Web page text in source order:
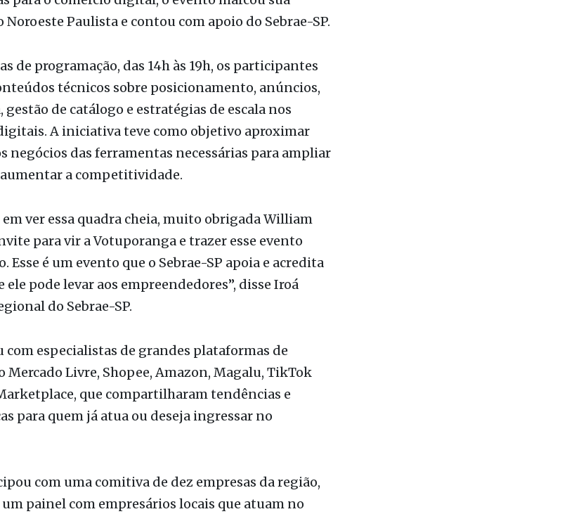
de programação, das 14h às 19h, os participantes
de catálogo e estratégias de escala nos
A iniciativa teve como objetivo aproximar
negócios das ferramentas necessárias para ampliar
a competitividade.
ver essa quadra cheia, muito obrigada William
Esse é um evento que o Sebrae-SP apoia e acredita
ele pode levar aos empreendedores”, disse Iroá
do Sebrae-SP.
especialistas de grandes plataformas de
que compartilharam tendências e
para quem já atua ou deseja ingressar no
com uma comitiva de dez empresas da região,
Entre as empresas apoiadas estiveram Anchor
Care, RR Distribuidora, Zinn Company, Futuretech